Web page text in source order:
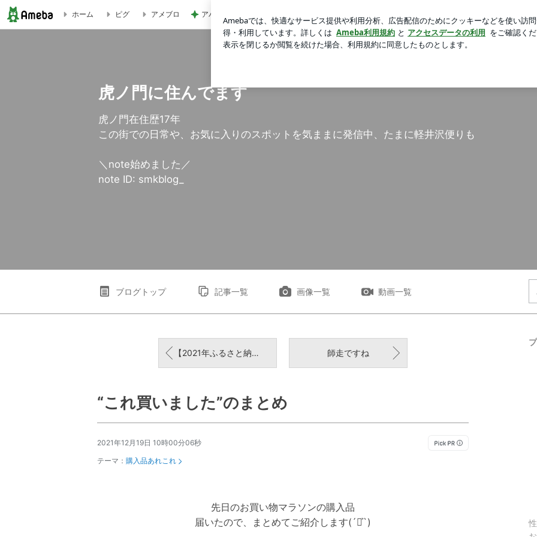
ホーム ピグ アメブロ アパートが安い理由の結構な坂道 ロ
虎ノ門に住んでます
虎ノ門在住歴17年
この街での日常や、お気に入りのスポットを気ままに発信中、たまに軽井沢便りも
＼note始めました／
note ID: smkblog_
ブログトップ 記事一覧 画像一覧 動画一覧
【2021年ふるさと納税】“これにします”リスト ❷ 師走ですね
“これ買いました”のまとめ
2021年12月19日 10時00分06秒
テーマ： 購入品あれこれ
先日のお買い物マラソンの購入品
届いたので、まとめてご紹介します(´◡͐`)